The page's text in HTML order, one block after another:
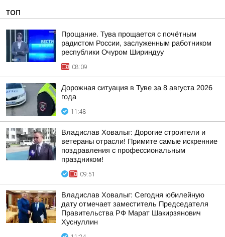
ТОП
Прощание. Тува прощается с почётным
радистом России, заслуженным работником
республики Очуром Шириндуу
08:09
Дорожная ситуация в Туве за 8 августа 2026
года
11:48
Владислав Ховалыг: Дорогие строители и
ветераны отрасли! Примите самые искренние
поздравления с профессиональным
праздником!
09:51
Владислав Ховалыг: Сегодня юбилейную
дату отмечает заместитель Председателя
Правительства РФ Марат Шакирзянович
Хуснуллин